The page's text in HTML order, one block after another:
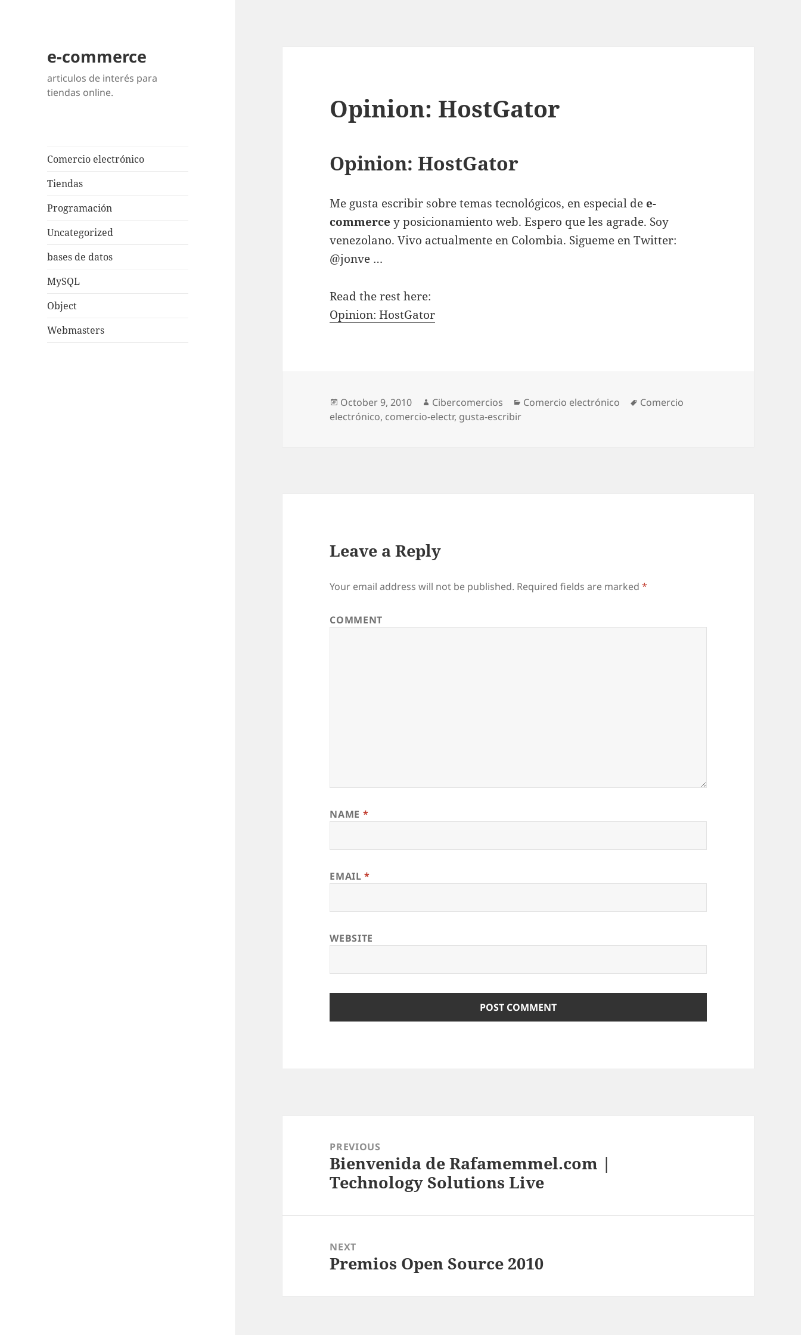
e-commerce
articulos de interés para
tiendas online.
Comercio electrónico
Tiendas
Programación
Uncategorized
bases de datos
MySQL
Object
Webmasters
Opinion: HostGator
Opinion: HostGator
Me gusta escribir sobre temas tecnológicos, en especial de e-
commerce y posicionamiento web. Espero que les agrade. Soy
venezolano. Vivo actualmente en Colombia. Sigueme en Twitter:
@jonve …
Read the rest here:
Opinion: HostGator
Posted
on
October 9, 2010 Author
Cibercomercios Categories
Comercio electrónico Tags
Comercio
electrónico, comercio-electr, gusta-escribir
Leave a Reply
Your email address will not be published. Required fields are marked*
COMMENT
NAME *
EMAIL*
WEBSITE
navigationPREVIOUS
Previous
post:
Bienvenida de Rafamemmel.com |
Technology Solutions Live
NEXT
Next
Premios Open Source 2010